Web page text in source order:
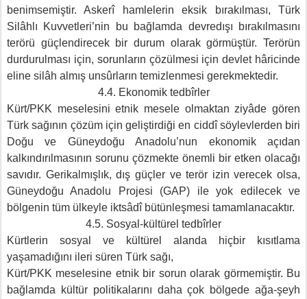
benimsemiştir. Askerî hamlelerin eksik bırakılması, Türk
Silâhlı Kuvvetleri’nin bu bağlamda devredışı bırakılmasını
terörü güçlendirecek bir durum olarak görmüştür. Terörün
durdurulması için, sorunların çözülmesi için devlet hâricinde
eline silâh almış unsûrların temizlenmesi gerekmektedir.
4.4. Ekonomik tedbîrler
Kürt/PKK meselesini etnik mesele olmaktan ziyâde gören
Türk sağının çözüm için geliştirdiği en ciddî söylevlerden biri
Doğu ve Güneydoğu Anadolu’nun ekonomik açıdan
kalkındırılmasının sorunu çözmekte önemli bir etken olacağı
savıdır. Gerikalmışlık, dış güçler ve terör izin verecek olsa,
Güneydoğu Anadolu Projesi (GAP) ile yok edilecek ve
bölgenin tüm ülkeyle iktsâdî bütünleşmesi tamamlanacaktır.
4.5. Sosyal-kültürel tedbîrler
Kürtlerin sosyal ve kültürel alanda hiçbir kısıtlama
yaşamadığını ileri süren Türk sağı,
Kürt/PKK meselesine etnik bir sorun olarak görmemiştir. Bu
bağlamda kültür politikalarını daha çok bölgede ağa-şeyh